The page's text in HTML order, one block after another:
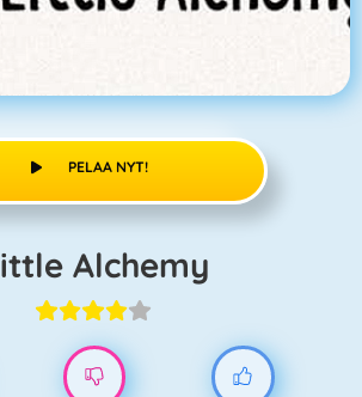
PELAA NYT!
Little Alchemy